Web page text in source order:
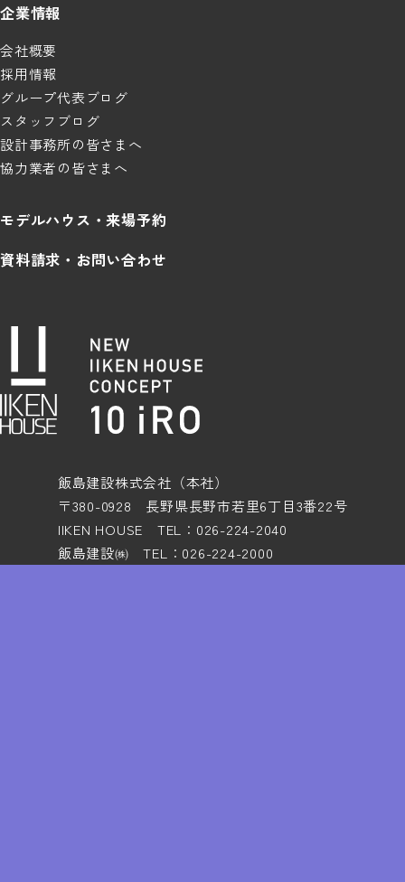
企業情報
会社概要
採用情報
グループ代表ブログ
スタッフブログ
設計事務所の皆さまへ
協力業者の皆さまへ
モデルハウス・来場予約
資料請求・お問い合わせ
飯島建設株式会社（本社）
〒380-0928 長野県長野市若里6丁目3番22号
IIKEN HOUSE TEL：026-224-2040
飯島建設㈱ TEL：026-224-2000